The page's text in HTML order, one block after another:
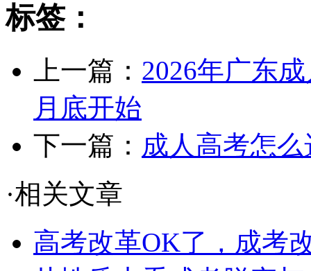
标签：
上一篇： 2026年广东
月底开始
下一篇： 成人高考怎
·相关文章
高考改革OK了，成考